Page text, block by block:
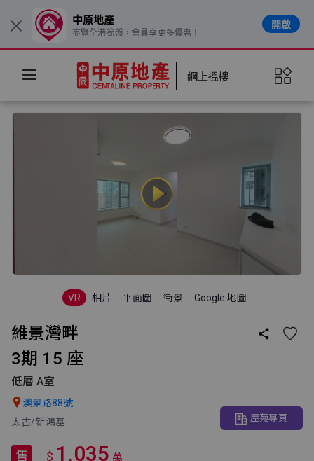
網上搵樓
VR 相片 平面圖 街景 Google 地圖
維景灣畔 
3期 15 座
低層 A室
 澳景路88號
太古/新鴻基
屋苑專頁
售 $ 1,035 萬
× 中原地產
盡覽全港筍盤，會員享更多優惠！
開啟